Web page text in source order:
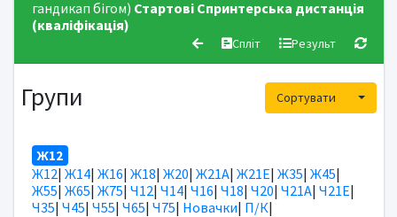
гандикап бігом) Стартові Спринтерська дистанція
(кваліфікація)
Спліт Результ
Групи Сортувати
Ж12
Ж12| Ж14| Ж16| Ж18| Ж20| Ж21А| Ж21Е| Ж35| Ж45|
Ж55| Ж65| Ж75| Ч12| Ч14| Ч16| Ч18| Ч20| Ч21А| Ч21Е|
Ч35| Ч45| Ч55| Ч65| Ч75| Новачки| П/К|